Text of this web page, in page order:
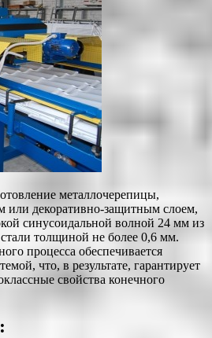
металлочерепицы,
или декоративно-защитным слоем,
синусоидальной волной 24 мм из
толщиной не более 0,6 мм.
процесса обеспечивается
что, в результате, гарантирует
свойства конечного